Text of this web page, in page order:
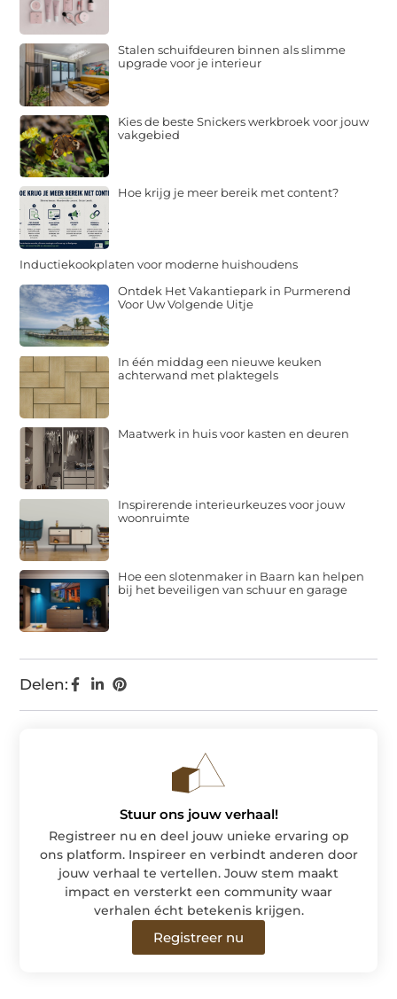
Delen:
Stalen schuifdeuren binnen als slimme
upgrade voor je interieur
Kies de beste Snickers werkbroek voor jouw
vakgebied
Hoe krijg je meer bereik met content?
Inductiekookplaten voor moderne huishoudens
Ontdek Het Vakantiepark in Purmerend
Voor Uw Volgende Uitje
In één middag een nieuwe keuken
achterwand met plaktegels
Maatwerk in huis voor kasten en deuren
Inspirerende interieurkeuzes voor jouw
woonruimte
Hoe een slotenmaker in Baarn kan helpen
bij het beveiligen van schuur en garage
Stuur ons jouw verhaal!
Registreer nu en deel jouw unieke ervaring op
ons platform. Inspireer en verbindt anderen door
jouw verhaal te vertellen. Jouw stem maakt
impact en versterkt een community waar
verhalen écht betekenis krijgen.
Registreer nu